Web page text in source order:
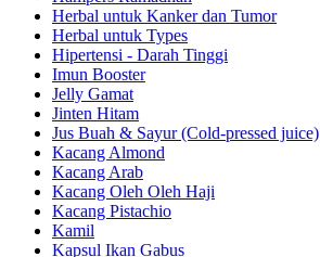
Herbal untuk Kanker dan Tumor
Herbal untuk Types
Hipertensi - Darah Tinggi
Imun Booster
Jelly Gamat
Jinten Hitam
Jus Buah & Sayur (Cold-pressed juice)
Kacang Almond
Kacang Arab
Kacang Oleh Oleh Haji
Kacang Pistachio
Kamil
Kapsul Ikan Gabus